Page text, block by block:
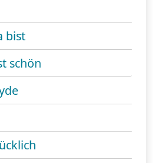
bist
schön